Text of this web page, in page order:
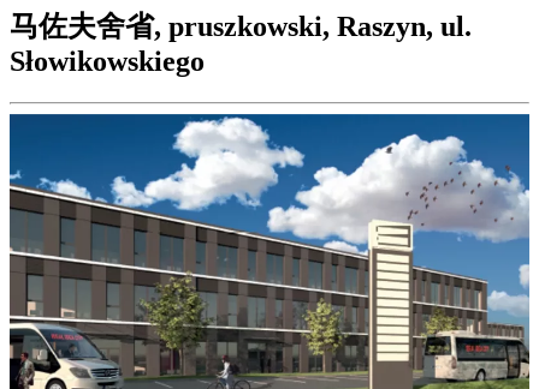
马佐夫舍省, pruszkowski, Raszyn, ul.
Słowikowskiego